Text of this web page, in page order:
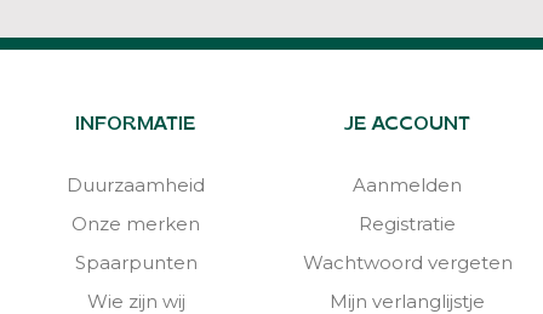
INFORMATIE
Duurzaamheid
Onze merken
Spaarpunten
Wie zijn wij
JE ACCOUNT
Aanmelden
Registratie
Wachtwoord vergeten
Mijn verlanglijstje